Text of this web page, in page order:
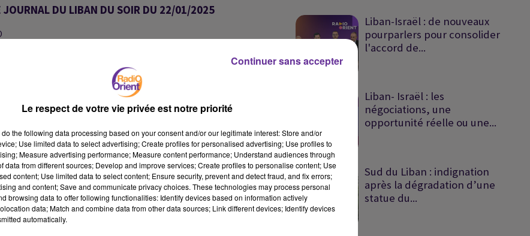
JOURNAL DU LIBAN DU SOIR DU 22/01/2025
JOURNAL DU LIBAN DU SOIR DU 22/01/2025
Liban-Israël : de nouveaux
pourparlers pour consolider
l'accord de...
Liban- Israël : les
négociations, une
opportunité réelle ou une...
Sud du Liban : indignation
après la dégradation d’une
statue du...
Le respect de votre vie privée est notre priorité
do the following data processing based on your consent and/or our legitimate interest: Store and/or
Use limited data to select advertising; Create profiles for personalised advertising; Use profiles to
Measure advertising performance; Measure content performance; Understand audiences through
data from different sources; Develop and improve services; Create profiles to personalise content; Use
content; Use limited data to select content; Ensure security, prevent and detect fraud, and fix errors;
and content; Save and communicate privacy choices. These technologies may process personal
browsing data to offer following functionalities: Identify devices based on information actively
data; Match and combine data from other data sources; Link different devices; Identify devices
automatically.
Continuer sans accepter